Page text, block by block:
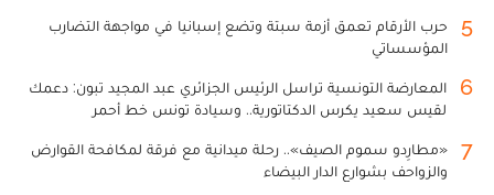
5
حرب الأرقام تعمق أزمة سبتة وتضع إسبانيا في مواجهة التضارب
المؤسساتي
6
المعارضة التونسية تراسل الرئيس الجزائري عبد المجيد تبون: دعمك
لقيس سعيد يكرس الدكتاتورية.. وسيادة تونس خط أحمر
7
«مطارِدو سموم الصيف».. رحلة ميدانية مع فرقة لمكافحة القوارض
والزواحف بشوارع الدار البيضاء